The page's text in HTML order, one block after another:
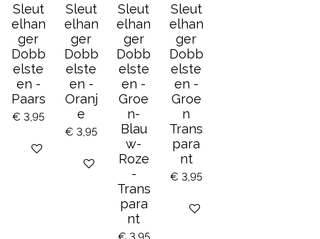
Sleut
elhan
ger
Dobb
elste
en -
Paars
€ 3,95
Bekijk details
Sleut
elhan
ger
Dobb
elste
en -
Oranj
e
€ 3,95
Bekijk details
Sleut
elhan
ger
Dobb
elste
en -
Groe
n-
Blau
w-
Roze
-
Trans
para
nt
Sleut
elhan
ger
Dobb
elste
en -
Groe
n
Trans
para
nt
€ 3,95
Bekijk details